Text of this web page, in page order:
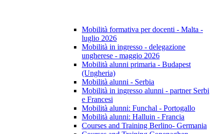
Mobilità formativa per docenti - Malta -
luglio 2026
Mobilità in ingresso - delegazione
ungherese - maggio 2026
Mobilità alunni primaria - Budapest
(Ungheria)
Mobilità alunni - Serbia
Mobilità in ingresso alunni - partner Serbi
e Francesi
Mobilità alunni: Funchal - Portogallo
Mobilità alunni: Halluin - Francia
Courses and Training Berlino- Germania